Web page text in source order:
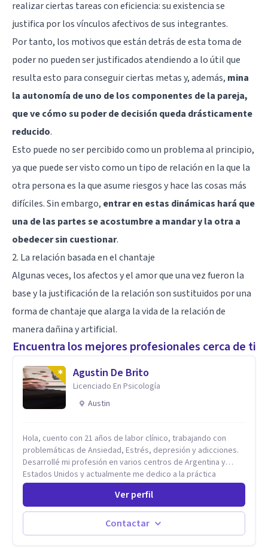
realizar ciertas tareas con eficiencia: su existencia se
justifica por los vínculos afectivos de sus integrantes.
Por tanto, los motivos que están detrás de esta toma de
poder no pueden ser justificados atendiendo a lo útil que
resulta esto para conseguir ciertas metas y, además, mina
la autonomía de uno de los componentes de la pareja,
que ve cómo su poder de decisión queda drásticamente
reducido.
Esto puede no ser percibido como un problema al principio,
ya que puede ser visto como un tipo de relación en la que la
otra persona es la que asume riesgos y hace las cosas más
difíciles. Sin embargo, entrar en estas dinámicas hará que
una de las partes se acostumbre a mandar y la otra a
obedecer sin cuestionar.
2. La relación basada en el chantaje
Algunas veces, los afectos y el amor que una vez fueron la
base y la justificación de la relación son sustituidos poruna
forma de chantajeque alarga la vida de la relación de
manera dañina y artificial.
Encuentra los mejores profesionales cerca de ti
Agustin De Brito
Licenciado En Psicología
Austin
Hola, cuento con 21 años de labor clínico, trabajando con
problemáticas de Ansiedad, Estrés, depresión y adicciones.
Desarrollé mi profesión en varios centros de Argentina y
Estados Unidos y actualmente me dedico a la práctica
privada. Utilizo terapias cognitivas conductuales basadas en
evidencia científica con comprobados resultados. Los
objetivos terapéuticos están centrados en brindar
herramientas concretas para el cambio, que permitan
desarrollar nuevas habilidades y estrategias basadas en la
Ver perfil
Contactar